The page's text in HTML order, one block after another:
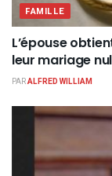
FAMILLE
L’épouse
leur mariage nul
PARALFRED WILLIAM